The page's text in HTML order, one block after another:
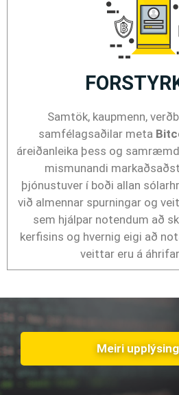
Samtök, kaupmenn,
samfélagsaðilar meta
áreiðanleika þess og
mismunandi
þjónustuver í boði allan
við almennar spurningar og
sem hjálpar notendum að
kerfisins og hvernig eigi að
veittar eru á
Meiri